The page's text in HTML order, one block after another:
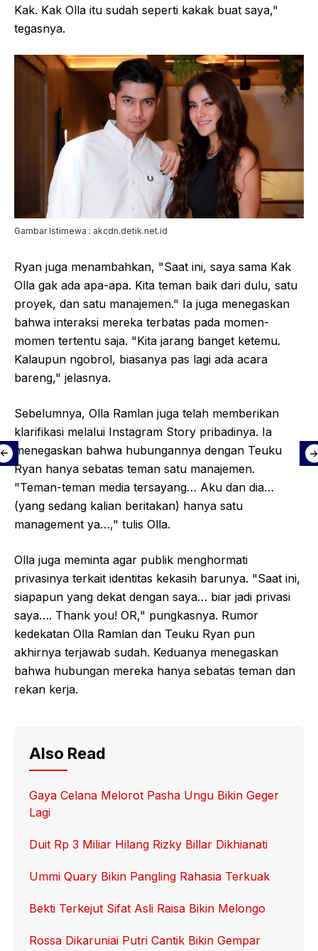
Kak. Kak Olla itu sudah seperti kakak buat saya,"
tegasnya.
Gambar Istimewa : akcdn.detik.net.id
Ryan juga menambahkan, "Saat ini, saya sama Kak
Olla gak ada apa-apa. Kita teman baik dari dulu, satu
proyek, dan satu manajemen." Ia juga menegaskan
bahwa interaksi mereka terbatas pada momen-
momen tertentu saja. "Kita jarang banget ketemu.
Kalaupun ngobrol, biasanya pas lagi ada acara
bareng," jelasnya.
Sebelumnya, Olla Ramlan juga telah memberikan
klarifikasi melalui Instagram Story pribadinya. Ia
menegaskan bahwa hubungannya dengan Teuku
Ryan hanya sebatas teman satu manajemen.
"Teman-teman media tersayang… Aku dan dia…
(yang sedang kalian beritakan) hanya satu
management ya…," tulis Olla.
Olla juga meminta agar publik menghormati
privasinya terkait identitas kekasih barunya. "Saat ini,
siapapun yang dekat dengan saya… biar jadi privasi
saya…. Thank you! OR," pungkasnya. Rumor
kedekatan Olla Ramlan dan Teuku Ryan pun
akhirnya terjawab sudah. Keduanya menegaskan
bahwa hubungan mereka hanya sebatas teman dan
rekan kerja.
Also Read
Gaya Celana Melorot Pasha Ungu Bikin Geger
Lagi
Duit Rp 3 Miliar Hilang Rizky Billar Dikhianati
Ummi Quary Bikin Pangling Rahasia Terkuak
Bekti Terkejut Sifat Asli Raisa Bikin Melongo
Rossa Dikaruniai Putri Cantik Bikin Gempar